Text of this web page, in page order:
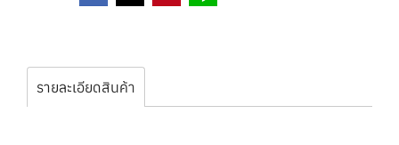
รายละเอียดสินค้า